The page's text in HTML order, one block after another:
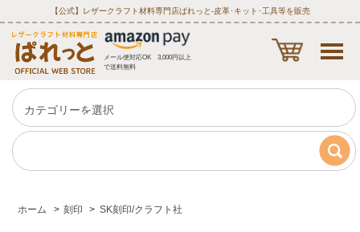
【公式】レザークラフト材料専門店ぱれっと‐皮革･キット･工具等を販売
メール便対応OK 3,000円以上
で送料無料
ホーム > 刻印 > SK刻印/クラフト社